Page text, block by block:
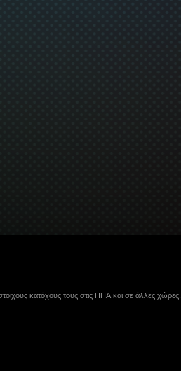
κατόχους τους στις ΗΠΑ και σε άλλες χώρες.